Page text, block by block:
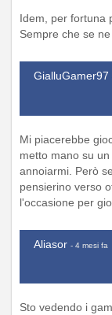
Idem, per fortuna
Sempre che se
GialluGamer97
Mi piacerebbe
metto mano su
annoiarmi. Però
pensierino verso
l'occasione per
Aliasor - 4 mesi fa
Sto vedendo i